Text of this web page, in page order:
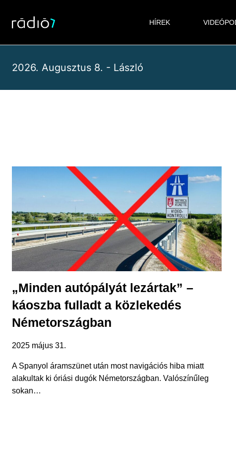
content
HÍREK
2026. Augusztus 8. - László
„Minden autópályát lezártak” –
káoszba fulladt a közlekedés
Németországban
2025 május 31.
A Spanyol áramszünet után most navigációs hiba miatt
alakultak ki óriási dugók Németországban. Valószínűleg
sokan…